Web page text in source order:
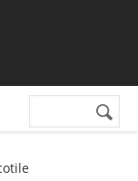
Form di
Cerca nel sito